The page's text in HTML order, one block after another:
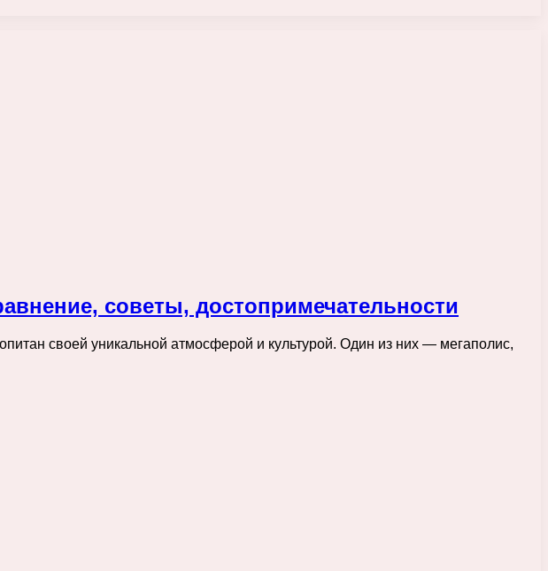
советы, достопримечательности
своей уникальной атмосферой и культурой. Один из них — мегаполис,